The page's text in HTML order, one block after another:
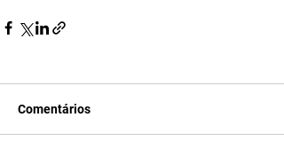
Comentários